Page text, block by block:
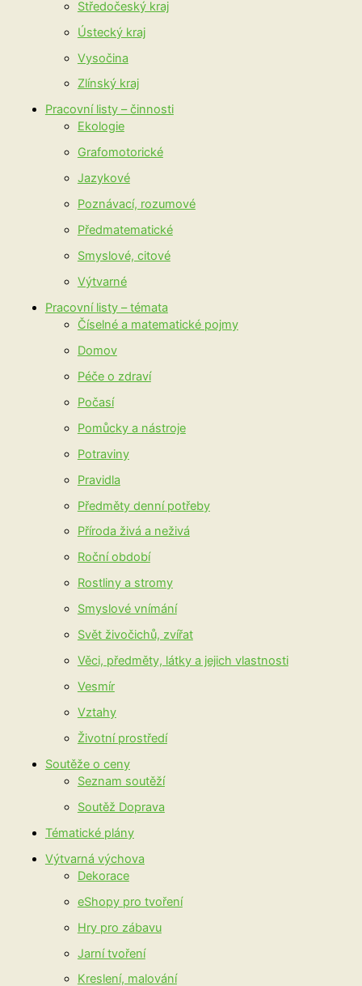
Středočeský kraj
Ústecký kraj
Vysočina
Zlínský kraj
Pracovní listy – činnosti
Ekologie
Grafomotorické
Jazykové
Poznávací, rozumové
Předmatematické
Smyslové, citové
Výtvarné
Pracovní listy – témata
Číselné a matematické pojmy
Domov
Péče o zdraví
Počasí
Pomůcky a nástroje
Potraviny
Pravidla
Předměty denní potřeby
Příroda živá a neživá
Roční období
Rostliny a stromy
Smyslové vnímání
Svět živočichů, zvířat
Věci, předměty, látky a jejich vlastnosti
Vesmír
Vztahy
Životní prostředí
Soutěže o ceny
Seznam soutěží
Soutěž Doprava
Tématické plány
Výtvarná výchova
Dekorace
eShopy pro tvoření
Hry pro zábavu
Jarní tvoření
Kreslení, malování